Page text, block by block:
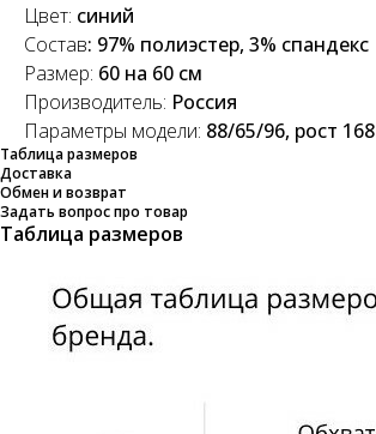
Цвет: синий
Состав: 97% полиэстер, 3% спандекс
Размер: 60 на 60 см
Производитель: Россия
Параметры модели: 88/65/96, рост 168
Таблица размеров
Доставка
Обмен и возврат
Задать вопрос про товар
Таблица размеров